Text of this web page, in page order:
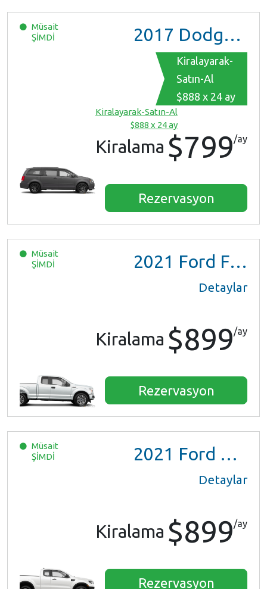
Müsait
ŞİMDİ
2017 Dodge Grand Caravan GT
Kiralayarak-
Satın-Al
$888 x 24 ay
Kiralayarak-Satın-Al
$888 x 24 ay
Kiralama $799/ay
Rezervasyon
Müsait
ŞİMDİ
2021 Ford F150 XL Ext Cab
Detaylar
Kiralama $899/ay
Rezervasyon
Müsait
ŞİMDİ
2021 Ford Ranger XL Ext Cab
Detaylar
Kiralama $899/ay
Rezervasyon